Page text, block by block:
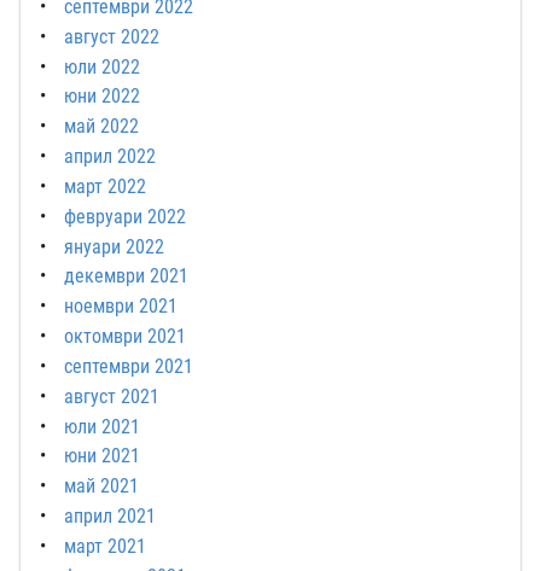
септември 2022
август 2022
юли 2022
юни 2022
май 2022
април 2022
март 2022
февруари 2022
януари 2022
декември 2021
ноември 2021
октомври 2021
септември 2021
август 2021
юли 2021
юни 2021
май 2021
април 2021
март 2021